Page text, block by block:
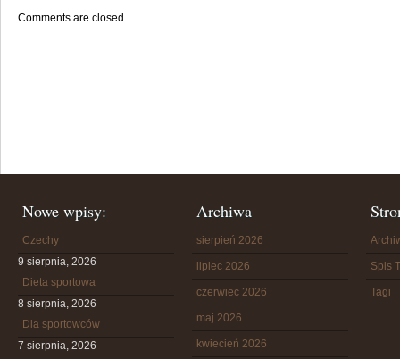
Comments are closed.
Nowe wpisy:
Czechy
9 sierpnia, 2026
Dieta sportowa
8 sierpnia, 2026
Dla sportowców
7 sierpnia, 2026
Archiwa
sierpień 2026
lipiec 2026
czerwiec 2026
maj 2026
kwiecień 2026
Spis
Tagi